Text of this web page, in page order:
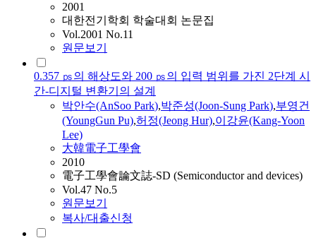
2001
대한전기학회 학술대회 논문집
Vol.2001 No.11
원문보기
0.357 ㎰의 해상도와 200 ㎰의 입력 범위를 가진 2단계 시
간-디지털 변환기의 설계
박안수(AnSoo Park),박준성(Joon-Sung Park),부영건
(YoungGun Pu),허정(Jeong Hur),이강윤(Kang-Yoon
Lee)
大韓電子工學會
2010
電子工學會論文誌-SD (Semiconductor and devices)
Vol.47 No.5
원문보기
복사/대출신청